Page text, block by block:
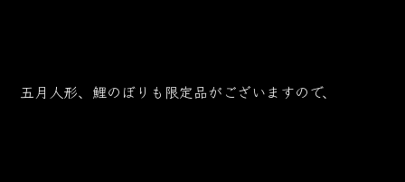
五月人形、鯉のぼりも限定品がございますので、